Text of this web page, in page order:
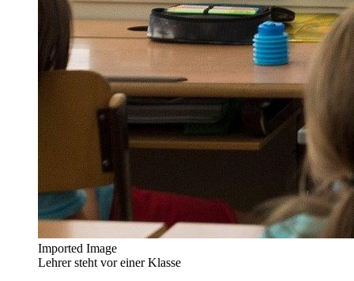
Imported Image
Lehrer steht vor einer Klasse